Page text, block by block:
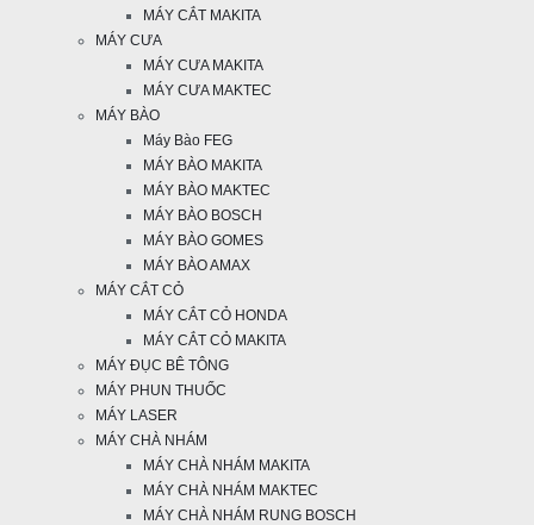
MÁY CẮT MAKITA
MÁY CƯA
MÁY CƯA MAKITA
MÁY CƯA MAKTEC
MÁY BÀO
Máy Bào FEG
MÁY BÀO MAKITA
MÁY BÀO MAKTEC
MÁY BÀO BOSCH
MÁY BÀO GOMES
MÁY BÀO AMAX
MÁY CẮT CỎ
MÁY CẮT CỎ HONDA
MÁY CẮT CỎ MAKITA
MÁY ĐỤC BÊ TÔNG
MÁY PHUN THUỐC
MÁY LASER
MÁY CHÀ NHÁM
MÁY CHÀ NHÁM MAKITA
MÁY CHÀ NHÁM MAKTEC
MÁY CHÀ NHÁM RUNG BOSCH